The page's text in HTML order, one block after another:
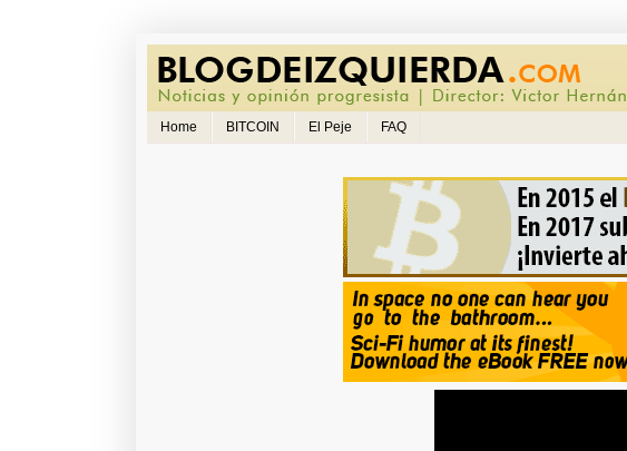
Home BITCOIN El Peje FAQ